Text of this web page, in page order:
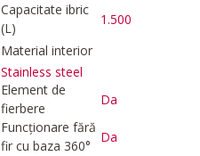
Capacitate ibric
(L)
1.500
Material interior
Stainless steel
Element de
fierbere
Da
Funcționare fără
fir cu baza 360°
Da